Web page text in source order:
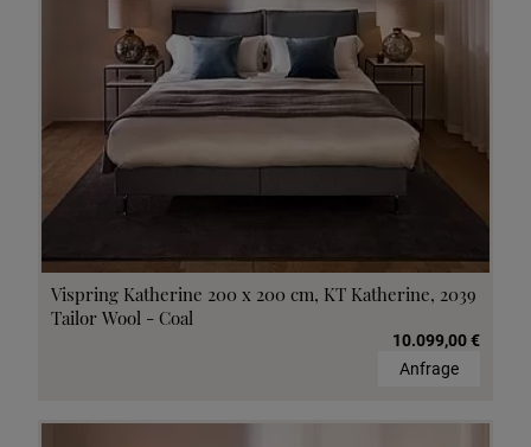
Vispring Katherine 200 x 200 cm, KT Katherine, 2039
Tailor Wool - Coal
10.099,00 €
Anfrage